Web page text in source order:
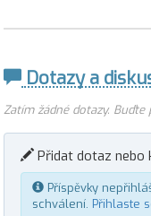
Dotazy a
Zatím žádné dotazy. Buďte
Přidat dotaz nebo
Příspěvky
schválení. Přihlaste